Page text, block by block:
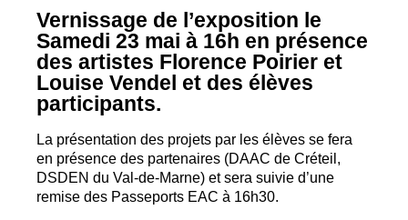
Vernissage de l’exposition le
Samedi 23 mai à 16h en présence
des artistes Florence Poirier et
Louise Vendel et des élèves
participants.
La présentation des projets par les élèves se fera
en présence des partenaires (DAAC de Créteil,
DSDEN du Val-de-Marne) et sera suivie d’une
remise des Passeports EAC à 16h30.